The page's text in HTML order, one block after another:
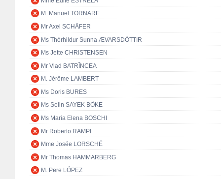
M. Manuel TORNARE
Mr Axel SCHÄFER
Ms Thórhildur Sunna ÆVARSDÓTTIR
Ms Jette CHRISTENSEN
Mr Vlad BATRÎNCEA
M. Jérôme LAMBERT
Ms Doris BURES
Ms Selin SAYEK BÖKE
Ms Maria Elena BOSCHI
Mr Roberto RAMPI
Mme Josée LORSCHÉ
Mr Thomas HAMMARBERG
M. Pere LÓPEZ